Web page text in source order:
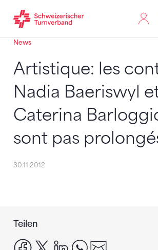
Zum Inhalt springen
Zur Sitemap navigieren
Zum Navigieren dieser Seite wird
News
Artistique: les
Nadia Baeriswyl
Caterina
sont pas
30.11.2012
Teilen
facebook
x linkedinwhatsapp